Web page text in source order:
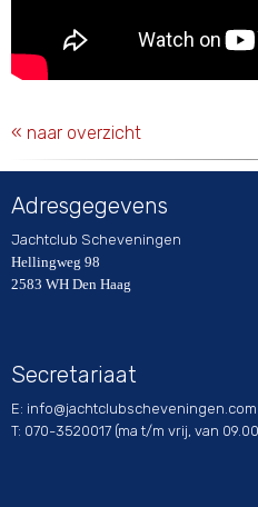
« naar overzicht
Adresgegevens
Jachtclub Scheveningen
Hellingweg 98
2583 WH Den Haag
Secretariaat
E: ofni@jachtclubscheveningen.com
T: 070-3520017 (ma t/m vrij, van